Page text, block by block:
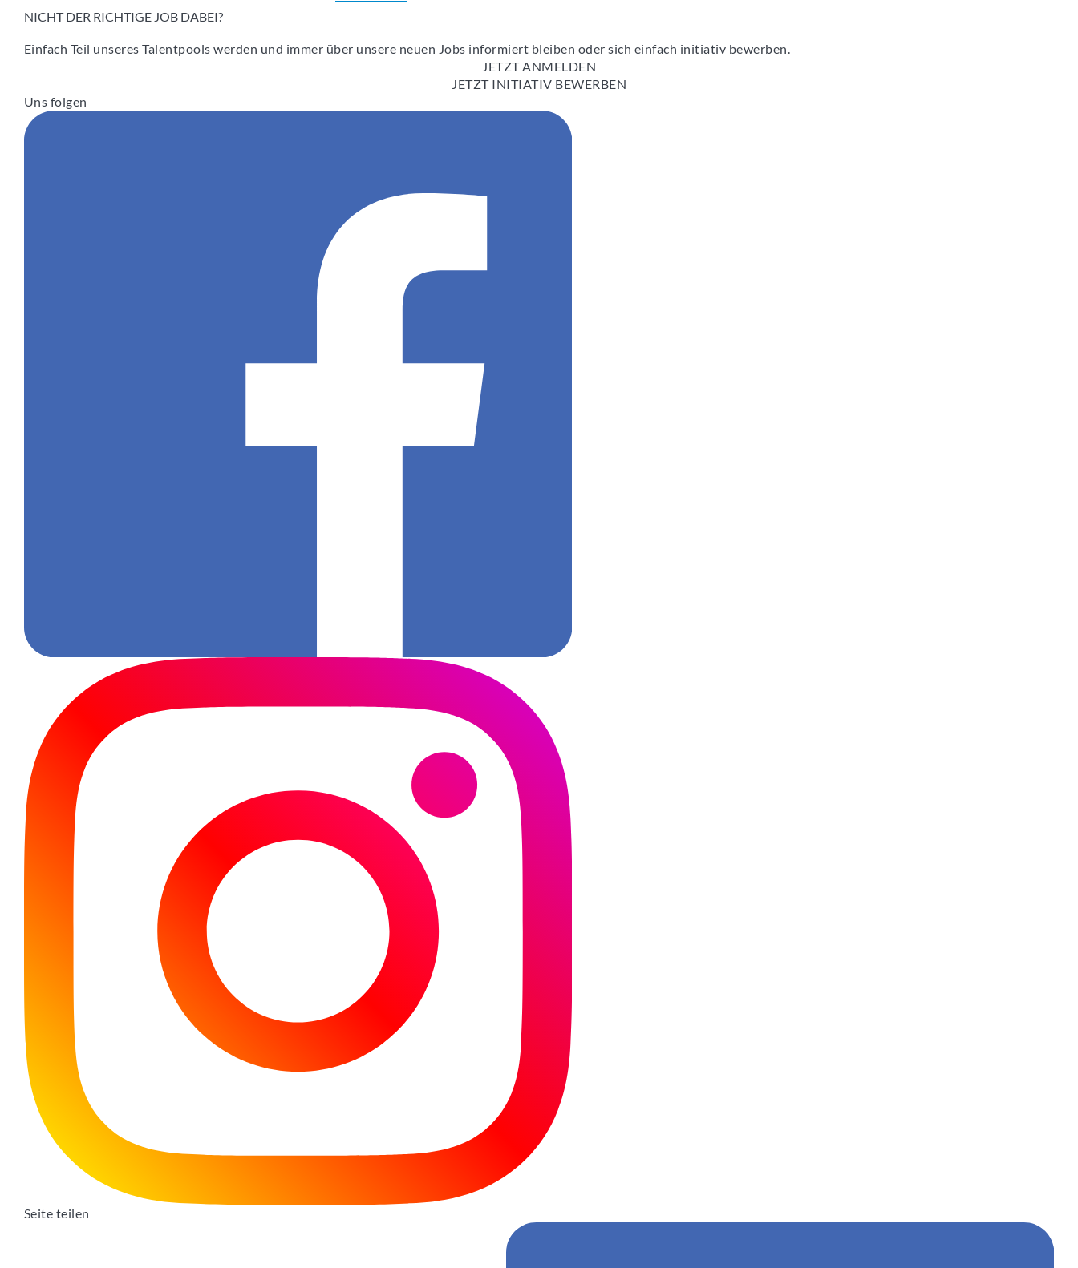
NICHT DER RICHTIGE JOB DABEI?
Einfach Teil unseres Talentpools werden und immer über unsere neuen Jobs informiert bleiben oder sich einfach initiativ bewerben.
JETZT ANMELDEN
JETZT INITIATIV BEWERBEN
Uns folgen
Seite teilen